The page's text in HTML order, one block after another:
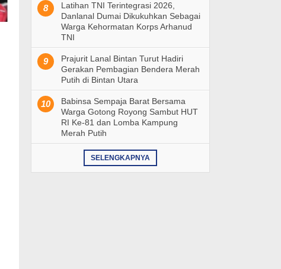
8
Latihan TNI Terintegrasi 2026,
Danlanal Dumai Dikukuhkan Sebagai
Warga Kehormatan Korps Arhanud
TNI
9
Prajurit Lanal Bintan Turut Hadiri
Gerakan Pembagian Bendera Merah
Putih di Bintan Utara
10
Babinsa Sempaja Barat Bersama
Warga Gotong Royong Sambut HUT
RI Ke-81 dan Lomba Kampung
Merah Putih
SELENGKAPNYA